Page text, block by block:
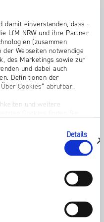
damit einverstanden, dass –
LfM NRW und ihre Partner
(zusammen
der Webseiten notwendige
des Marketings sowie zur
und dabei auch
Definitionen der
Cookies“ abrufbar.
und weitere
aufgerufen
Einwilligung jederzeit mit
vollständige Ablehnung
Button „Nur notwendige
Details
zeigen
CONTENT
Unsere
Woche lang Erst-
Nutzung von
a
DIE TAGESSCHAU AB?